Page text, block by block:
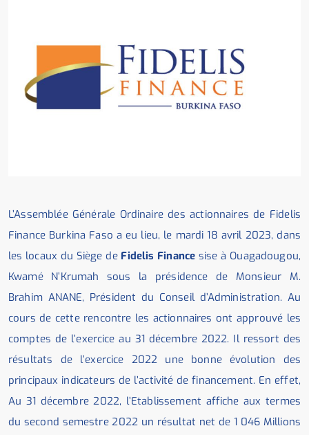
L’Assemblée Générale Ordinaire des actionnaires de Fidelis
Finance Burkina Faso a eu lieu, le mardi 18 avril 2023, dans
les locaux du Siège de Fidelis Finance sise à Ouagadougou,
Kwamé N’Krumah sous la présidence de Monsieur M.
Brahim ANANE, Président du Conseil d’Administration. Au
cours de cette rencontre les actionnaires ont approuvé les
comptes de l’exercice au 31 décembre 2022. Il ressort des
résultats de l’exercice 2022 une bonne évolution des
principaux indicateurs de l’activité de financement. En effet,
Au 31 décembre 2022, l’Etablissement affiche aux termes
du second semestre 2022 un résultat net de 1 046 Millions